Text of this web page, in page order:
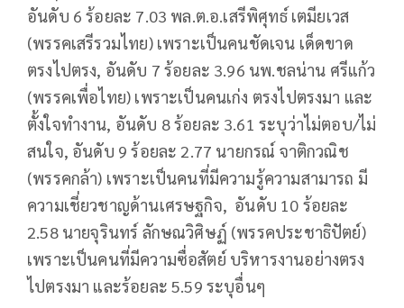
อันดับ 6 ร้อยละ 7.03 พล.ต.อ.เสรีพิศุทธ์ เตมียเวส
(พรรคเสรีรวมไทย) เพราะเป็นคนชัดเจน เด็ดขาด
ตรงไปตรง, อันดับ 7 ร้อยละ 3.96 นพ.ชลน่าน ศรีแก้ว
(พรรคเพื่อไทย) เพราะเป็นคนเก่ง ตรงไปตรงมา และ
ตั้งใจทำงาน, อันดับ 8 ร้อยละ 3.61 ระบุว่าไม่ตอบ/ไม่
สนใจ, อันดับ 9 ร้อยละ 2.77 นายกรณ์ จาติกวณิช
(พรรคกล้า) เพราะเป็นคนที่มีความรู้ความสามารถ มี
ความเชี่ยวชาญด้านเศรษฐกิจ, อันดับ 10 ร้อยละ
2.58 นายจุรินทร์ ลักษณวิศิษฏ์ (พรรคประชาธิปัตย์)
เพราะเป็นคนที่มีความซื่อสัตย์ บริหารงานอย่างตรง
ไปตรงมา และร้อยละ 5.59 ระบุอื่นๆ